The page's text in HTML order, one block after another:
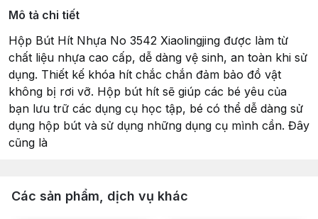
Mô tả chi tiết
Hộp Bút Hít Nhựa No 3542 Xiaolingjing được làm từ
chất liệu nhựa cao cấp, dễ dàng vệ sinh, an toàn khi sử
dụng. Thiết kế khóa hít chắc chắn đảm bảo đồ vật
không bị rơi vỡ. Hộp bút hít sẽ giúp các bé yêu của
bạn lưu trữ các dụng cụ học tập, bé có thể dễ dàng sử
dụng hộp bút và sử dụng những dụng cụ mình cần. Đây
cũng là
Các sản phẩm, dịch vụ khác